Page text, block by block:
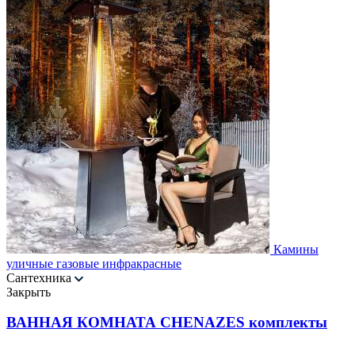
Камины
уличные газовые инфракрасные
Сантехника
Закрыть
ВАННАЯ КОМНАТА CHENAZES комплекты